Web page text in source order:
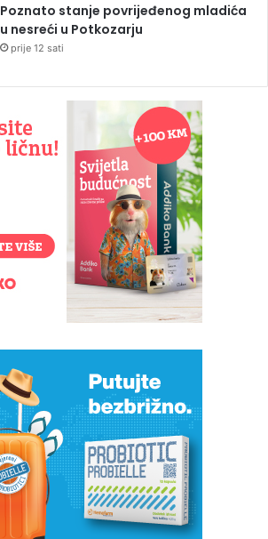
Poznato stanje povrijeđenog mladića
u nesreći u Potkozarju
prije 12 sati